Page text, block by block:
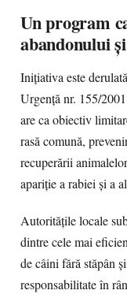
Un program
abandonului
Inițiativa este
Urgență nr. 155/
are ca obiectiv
rasă comună,
recuperării
apariție a rabiei și a
Autoritățile locale
dintre cele mai
de câini fără stăpân
responsabilitate în